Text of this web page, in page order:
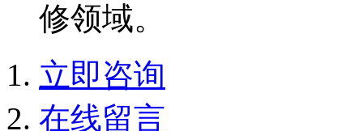
修领域。
立即咨询
在线留言